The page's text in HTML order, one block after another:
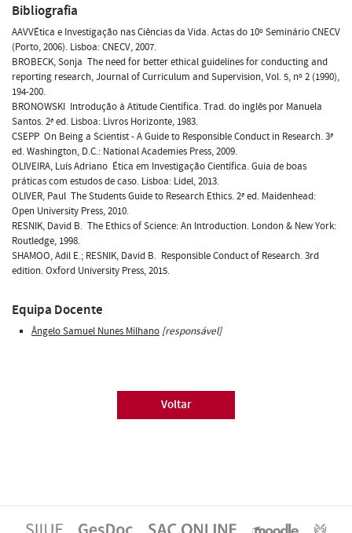
Bibliografia
AAVVÉtica e Investigação nas Ciências da Vida. Actas do 10º Seminário CNECV
(Porto, 2006). Lisboa: CNECV, 2007.
BROBECK, Sonja  The need for better ethical guidelines for conducting and
reporting research, Journal of Curriculum and Supervision, Vol. 5, nº 2 (1990),
194-200.
BRONOWSKI  Introdução à Atitude Científica. Trad. do inglês por Manuela
Santos. 2ª ed. Lisboa: Livros Horizonte, 1983.
CSEPP  On Being a Scientist - A Guide to Responsible Conduct in Research. 3ª
ed. Washington, D.C.: National Academies Press, 2009.
OLIVEIRA, Luís Adriano  Ética em Investigação Científica. Guia de boas
práticas com estudos de caso. Lisboa: Lidel, 2013.
OLIVER, Paul  The Students Guide to Research Ethics. 2ª ed. Maidenhead:
Open University Press, 2010.
RESNIK, David B.  The Ethics of Science: An Introduction. London & New York:
Routledge, 1998.
SHAMOO, Adil E.; RESNIK, David B.  Responsible Conduct of Research. 3rd
edition. Oxford University Press, 2015.
Equipa Docente
Ângelo Samuel Nunes Milhano [responsável]
Voltar